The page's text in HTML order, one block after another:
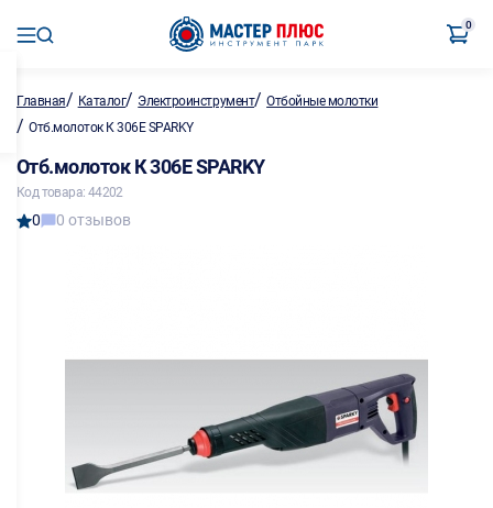
0
Главная/ Каталог/ Электроинструмент/Отбойные молотки
/ Отб.молоток К 306Е SPARKY
Отб.молоток К 306Е SPARKY
Код товара: 44202
0 0 отзывов